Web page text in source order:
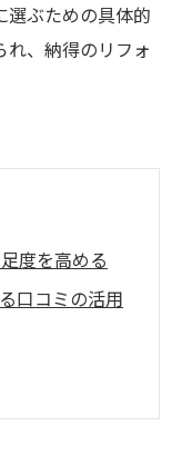
選ぶための具体的
、納得のリフォ
度を高める
口コミの活用
学ぶ成功のヒ
で重要な視点